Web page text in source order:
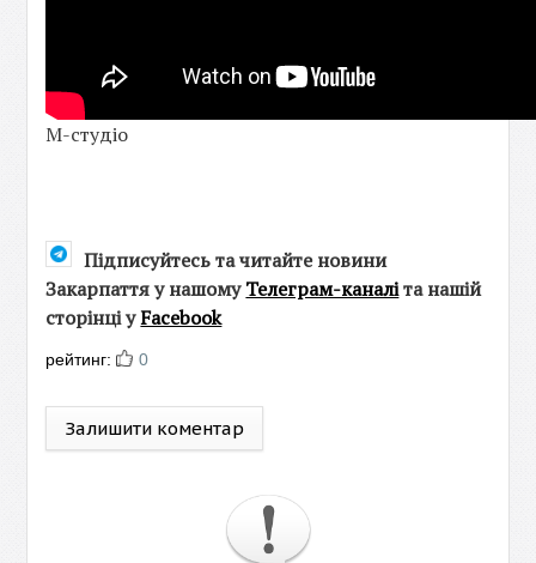
М-студіо
Підписуйтесь та читайте новини
Закарпаття у нашомуТелеграм-каналіта нашій
сторінці уFacebook
рейтинг: 0
Залишити коментар